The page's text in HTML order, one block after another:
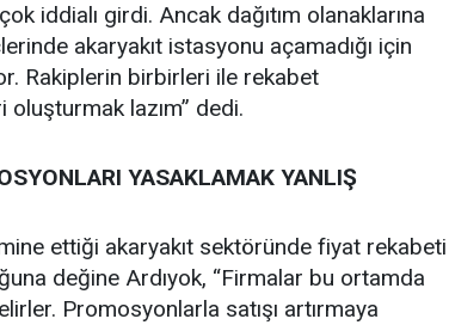
iddialı girdi. Ancak dağıtım olanaklarına
akaryakıt istasyonu açamadığı için
Rakiplerin birbirleri ile rekabet
lazım” dedi.
YASAKLAMAK YANLIŞ
ettiği akaryakıt sektöründe fiyat rekabeti
değine Ardıyok, “Firmalar bu ortamda
Promosyonlarla satışı artırmaya